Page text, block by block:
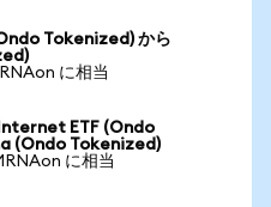
Tokenized) から
に相当
ETF (Ondo
(Ondo Tokenized)
に相当